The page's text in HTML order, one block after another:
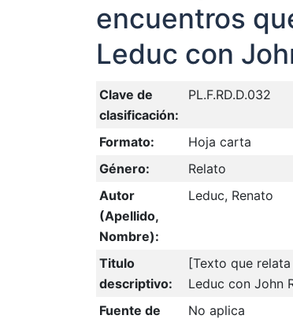
encuentros
Leduc con
Clave de
clasificación:
PL.F.RD.D.032
Formato:
Hoja carta
Género:
Relato
Autor
(Apellido,
Nombre):
Leduc, Renato
Titulo
descriptivo:
[Texto que
Leduc con John
Fuente de
No aplica